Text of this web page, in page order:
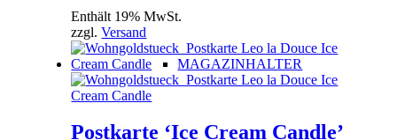
MAGAZINHALTER
Enthält 19% MwSt.
zzgl.Versand
Postkarte ‘Ice Cream Candle’